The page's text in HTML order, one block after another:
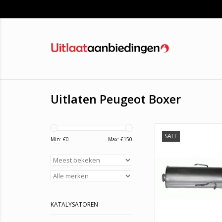
Uitlaten Peugeot Boxer
Min: €0 Max: €150
KATALYSATOREN
SALE
ASSO:
WALKER:
TOEVOEGEN AAN